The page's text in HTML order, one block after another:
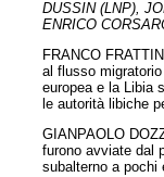
DUSSIN (LNP),
ENRICO
FRANCO
al flusso
europea e la Libia
le autorità libiche
GIANPAOLO
furono avviate dal
subalterno a pochi